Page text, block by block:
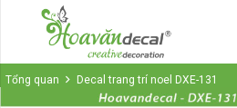
Tổng quan Decal trang trí noel DXE-131